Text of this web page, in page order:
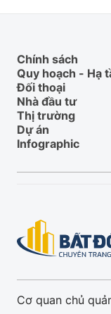
Chính sách
Quy hoạch - Hạ
Đối thoại
Nhà đầu tư
Thị trường
Dự án
Infographic
Cơ quan chủ